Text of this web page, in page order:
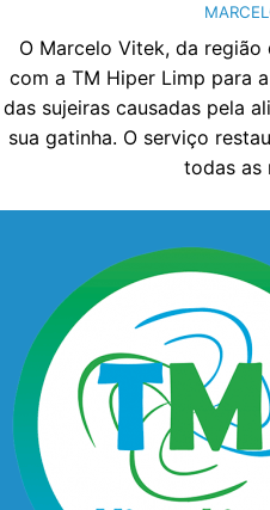
O Marcelo Vitek, da
com a TM Hiper Limp para
das sujeiras causadas pela
sua gatinha. O serviço
todas as